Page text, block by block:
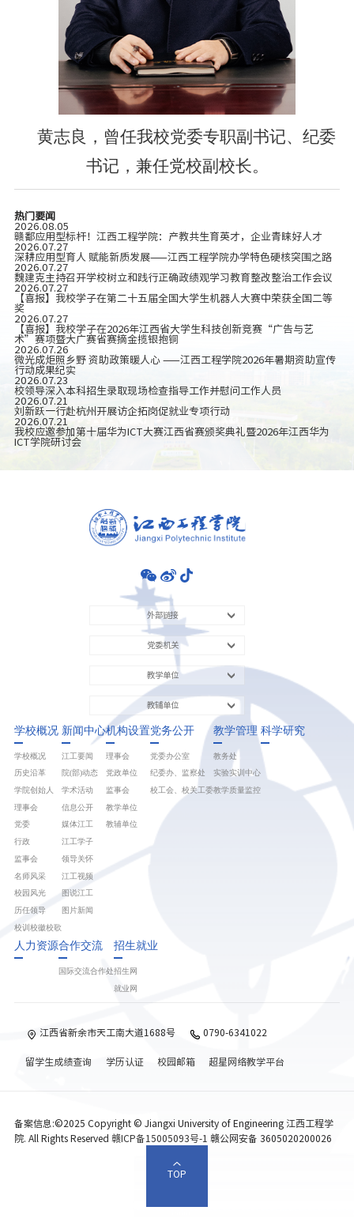
黄志良，曾任我校党委专职副书记、纪委
书记，兼任党校副校长。
热门要闻
2026.08.05
赣鄱应用型标杆！江西工程学院：产教共生育英才，企业青睐好人才
2026.07.27
深耕应用型育人 赋能新质发展——江西工程学院办学特色硬核突围之路
2026.07.27
魏建克主持召开学校树立和践行正确政绩观学习教育整改整治工作会议
2026.07.27
【喜报】我校学子在第二十五届全国大学生机器人大赛中荣获全国二等
奖
2026.07.27
【喜报】我校学子在2026年江西省大学生科技创新竞赛“广告与艺
术”赛项暨大广赛省赛摘金揽银抱铜
2026.07.26
微光成炬照乡野 资助政策暖人心 ——江西工程学院2026年暑期资助宣传
行动成果纪实
2026.07.23
校领导深入本科招生录取现场检查指导工作并慰问工作人员
2026.07.21
刘新跃一行赴杭州开展访企拓岗促就业专项行动
2026.07.21
我校应邀参加第十届华为ICT大赛江西省赛颁奖典礼暨2026年江西华为
ICT学院研讨会
外部链接
党委机关
教学单位
教辅单位
学校概况
学校概况
历史沿革
学院创始人
理事会
党委
行政
监事会
名师风采
校园风光
历任领导
校训校徽校歌
新闻中心
江工要闻
院(部)动态
学术活动
信息公开
媒体江工
江工学子
领导关怀
江工视频
图说江工
图片新闻
机构设置
理事会
党政单位
监事会
教学单位
教辅单位
党务公开
党委办公室
纪委办、监察处
校工会、校关工委
教学管理
教务处
实验实训中心
教学质量监控
科学研究
人力资源合作交流
国际交流合作处
招生就业
招生网
就业网
江西省新余市天工南大道1688号 0790-6341022
留学生成绩查询 学历认证 校园邮箱 超星网络教学平台
备案信息:©2025 Copyright © Jiangxi University of Engineering 江西工程学
院. All Rights Reserved 赣ICP备15005093号-1 赣公网安备 3605020200026
TOP